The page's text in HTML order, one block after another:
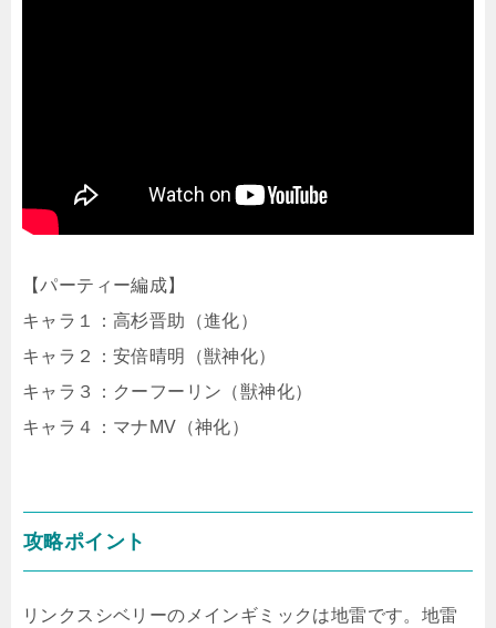
【パーティー編成】
キャラ１：高杉晋助（進化）
キャラ２：安倍晴明（獣神化）
キャラ３：クーフーリン（獣神化）
キャラ４：マナMV（神化）
攻略ポイント
リンクスシベリーのメインギミックは地雷です。地雷